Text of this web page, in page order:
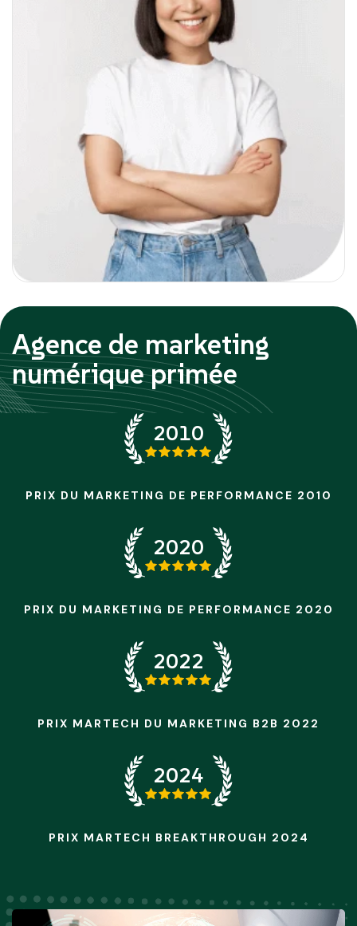
Agence de marketing
numérique primée
2010
PRIX DU MARKETING DE PERFORMANCE 2010
2020
PRIX DU MARKETING DE PERFORMANCE 2020
2022
PRIX MARTECH DU MARKETING B2B 2022
2024
PRIX MARTECH BREAKTHROUGH 2024